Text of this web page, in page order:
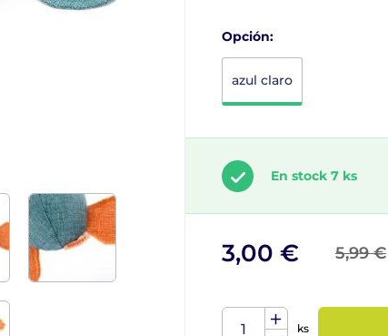
Opción:
azul claro
En stock 7 ks
5,99 €
3,00 €
ks